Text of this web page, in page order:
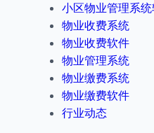
小区物业管理系
物业收费系统
物业收费软件
物业管理系统
物业缴费系统
物业缴费软件
行业动态